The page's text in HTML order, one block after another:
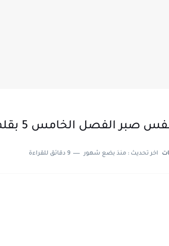
صبر الفصل الخامس 5 بقلم حنين عادل
اخر تحديث : منذ بضع شهور 9 دقائق للقراءة